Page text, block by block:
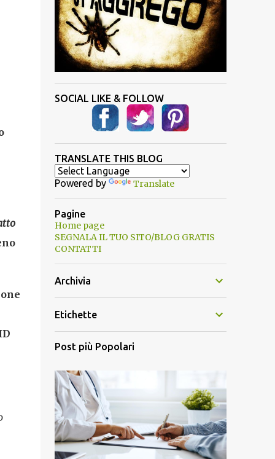
SOCIAL LIKE & FOLLOW
TRANSLATE THIS BLOG
Powered by Translate
Pagine
Home page
SEGNALA IL TUO SITO/BLOG GRATIS
CONTATTI
Archivia
Etichette
Post più Popolari